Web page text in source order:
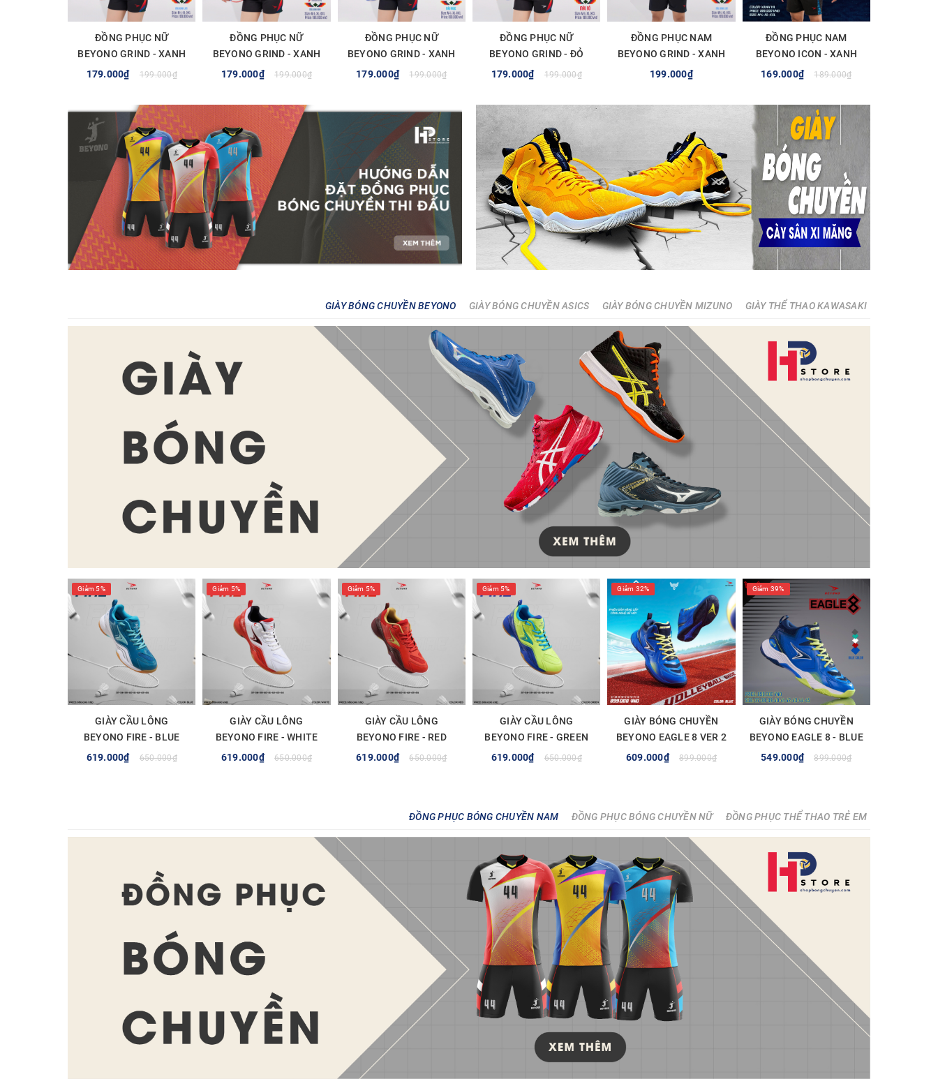
ĐỒNG PHỤC NỮ
BEYONO GRIND - XANH
LAM
179.000₫ 199.000₫
TÙY CHỌN
ĐỒNG PHỤC NỮ
BEYONO GRIND - XANH
NAVY
179.000₫ 199.000₫
TÙY CHỌN
ĐỒNG PHỤC NỮ
BEYONO GRIND - XANH
NGỌC
179.000₫ 199.000₫
TÙY CHỌN
ĐỒNG PHỤC NỮ
BEYONO GRIND - ĐỎ
179.000₫
199.000₫
ĐỒNG PHỤC NAM
BEYONO GRIND - XANH
LAM
199.000₫
TÙY CHỌN
ĐỒNG PHỤC NAM
BEYONO ICON - XANH
YA
169.000₫ 189.000₫
TÙY CHỌN
GIÀY BÓNG CHUYỀN BEYONO GIÀY BÓNG CHUYỀN ASICS GIÀY BÓNG CHUYỀN MIZUNO GIÀY THỂ THAO KAWASAKI
Giảm 5%
GIÀY CẦU LÔNG
BEYONO FIRE - BLUE
619.000₫
650.000₫
Giảm 5%
GIÀY CẦU LÔNG
BEYONO FIRE - WHITE
619.000₫
650.000₫
Giảm 5%
GIÀY CẦU LÔNG
BEYONO FIRE - RED
619.000₫
650.000₫
Giảm 5%
GIÀY CẦU LÔNG
BEYONO FIRE - GREEN
619.000₫
650.000₫
Giảm 32%
GIÀY BÓNG CHUYỀN
BEYONO EAGLE 8 VER 2
- BLUE
609.000₫ 899.000₫
Giảm 39%
GIÀY BÓNG CHUYỀN
BEYONO EAGLE 8 - BLUE
549.000₫
899.000₫
ĐỒNG PHỤC BÓNG CHUYỀN NAM
ĐỒNG PHỤC BÓNG CHUYỀN NỮ ĐỒNG PHỤC THỂ THAO TRẺ EM